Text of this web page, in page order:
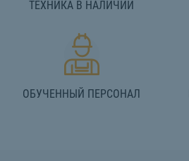
ТЕХНИКА В НАЛИЧИИ
ОБУЧЕННЫЙ ПЕРСОНАЛ